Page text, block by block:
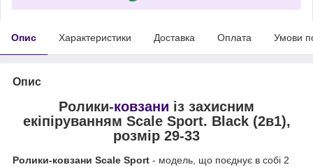
Опис Характеристики Доставка Оплата Умови
Опис
Ролики-ковзани із захисним
екіпіруванням Scale Sport. Black (2в1),
розмір 29-33
Ролики-ковзани Scale Sport - модель, що поєднує в собі 2